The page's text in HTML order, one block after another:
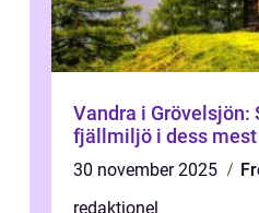
Vandra i Grövelsjön:
fjällmiljö i dess
30 november 2025
redaktionel